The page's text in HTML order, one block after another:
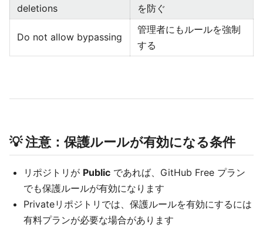
deletions
を防ぐ
Do not allow bypassing
管理者にもルールを強制
する
💡 注意：保護ルールが有効になる条件
リポジトリが Public であれば、GitHub Free プラン
でも保護ルールが有効になります
Privateリポジトリでは、保護ルールを有効にするには
有料プランが必要な場合があります